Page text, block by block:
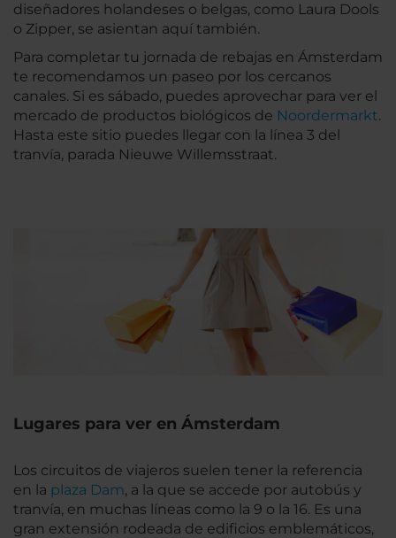
diseñadores holandeses o belgas, como Laura Dools
o Zipper, se asientan aquí también.
Para completar tu jornada de rebajas en Ámsterdam
te recomendamos un paseo por los cercanos
canales. Si es sábado, puedes aprovechar para ver el
mercado de productos biológicos de Noordermarkt.
Hasta este sitio puedes llegar con la línea 3 del
tranvía, parada Nieuwe Willemsstraat.
Lugares para ver en Ámsterdam
Los circuitos de viajeros suelen tener la referencia
en la plaza Dam, a la que se accede por autobús y
tranvía, en muchas líneas como la 9 o la 16. Es una
gran extensión rodeada de edificios emblemáticos,